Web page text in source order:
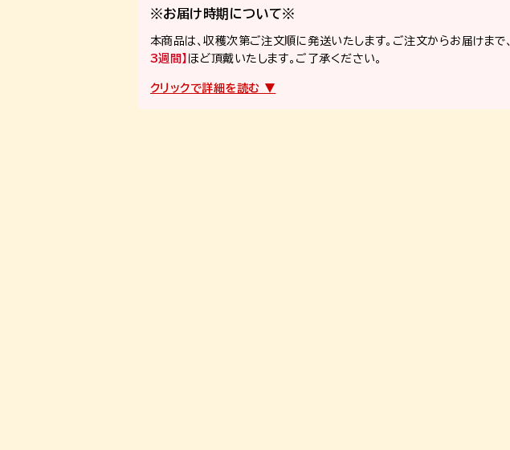
※お届け時期について※
本商品は、収穫次第ご注文順に発送いたします。ご注文からお届けまで、
3週間】 ほど頂戴いたします。ご了承ください。